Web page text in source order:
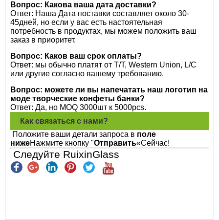
Вопрос: Какова ваша дата доставки?
Ответ: Наша Дата поставки составляет около 30-
45дней, но если у вас есть настоятельная
потребность в продуктах, мы можем положить ваш
заказ в приоритет.
Вопрос: Каков ваш срок оплаты?
Ответ: мы обычно платят от T/T, Western Union, L/C
или другие согласно вашему требованию.
Вопрос: можете ли вы напечатать наш логотип на
моде творческие конфеты банки?
Ответ: Да, но MOQ 3000шт к 5000pcs.
Как связаться с нами?
Положите ваши детали запроса в поле
нижеНажмите кнопку "Отправить«Сейчас!
Следуйте RuixinGlass